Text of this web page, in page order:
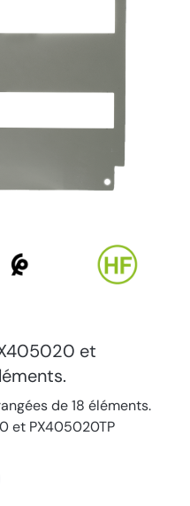
et
de 18 éléments.
et PX405020TP